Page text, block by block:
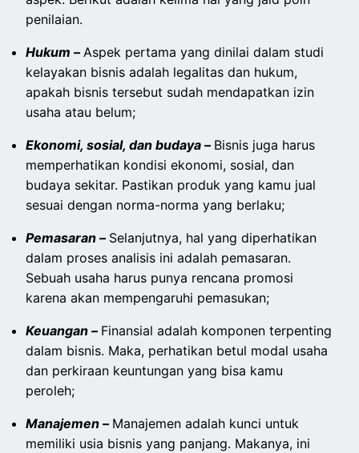
penilaian.
Hukum –Aspek pertama yang dinilai dalam studi
kelayakan bisnis adalah legalitas dan hukum,
apakah bisnis tersebut sudah mendapatkan izin
usaha atau belum;
Ekonomi, sosial, dan budaya – Bisnis juga harus
memperhatikan kondisi ekonomi, sosial, dan
budaya sekitar. Pastikan produk yang kamu jual
sesuai dengan norma-norma yang berlaku;
Pemasaran – Selanjutnya, hal yang diperhatikan
dalam proses analisis ini adalah pemasaran.
Sebuah usaha harus punya rencana promosi
karena akan mempengaruhi pemasukan;
Keuangan – Finansial adalah komponen terpenting
dalam bisnis. Maka, perhatikan betul modal usaha
dan perkiraan keuntungan yang bisa kamu
peroleh;
Manajemen – Manajemen adalah kunci untuk
memiliki usia bisnis yang panjang. Makanya, ini